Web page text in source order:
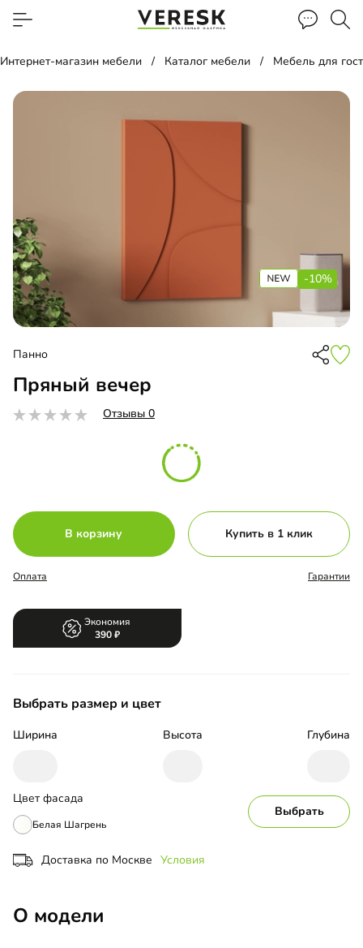
Интернет-магазин мебели Каталог мебели Мебель для
-10%
Панно
Пряный вечер
Отзывы 0
В корзину Купить в 1 клик
Оплата Гарантии
Экономия
390
Выбрать размер и цвет
Ширина Высота Глубина
Цвет фасада
Белая Шагрень
Выбрать
Доставка по Москве Условия
О модели